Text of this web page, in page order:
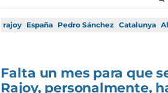
rajoy España Pedro Sánchez Catalunya
Falta un mes para que
Rajoy, personalmente,